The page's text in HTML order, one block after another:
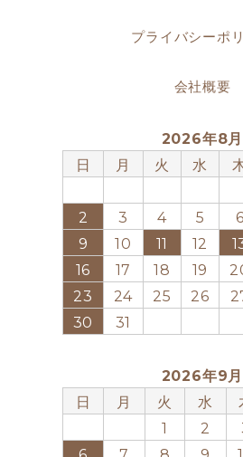
プライバシーポ
会社概要
2026年8月
日
月 火 水
2
3 4 5 6
9
10 11 12
16
17 18 19
23
24 25 26
30
31
2026年9月
日
月 火 水
1
2